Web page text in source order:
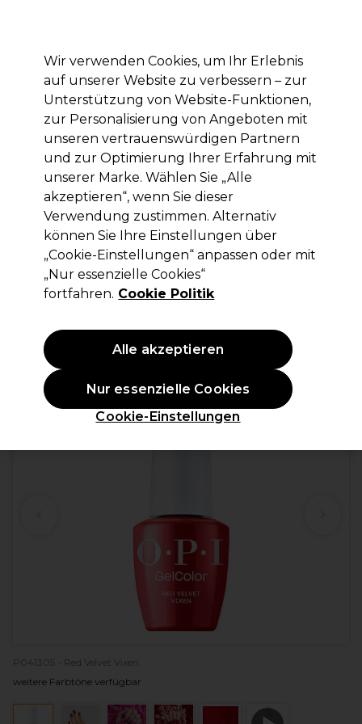
Anmelden
Marken Deals Haare Elektrogeräte Saloneinrichtung
Lieferung und Lieferzeiten
– mehr erfahren
OPI Gel Color Gel-Lack - Good Enough
to Treat Collection - Red Velvet Vixen
15ml
(0)
ANGEBOT
P041305 - Red Velvet Vixen
weitere Farbtöne verfügbar
Wir verwenden Cookies, um Ihr Erlebnis
auf unserer Website zu verbessern – zur
Unterstützung von Website-Funktionen,
zur Personalisierung von Angeboten mit
unseren vertrauenswürdigen Partnern
und zur Optimierung Ihrer Erfahrung mit
unserer Marke. Wählen Sie „Alle
akzeptieren“, wenn Sie dieser
Verwendung zustimmen. Alternativ
können Sie Ihre Einstellungen über
„Cookie-Einstellungen“ anpassen oder mit
„Nur essenzielle Cookies“
fortfahren. Cookie Politik
Cookie-Einstellungen
Nur essenzielle Cookies
Alle akzeptieren